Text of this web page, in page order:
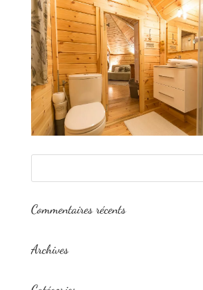
Commentaires récents
Archives